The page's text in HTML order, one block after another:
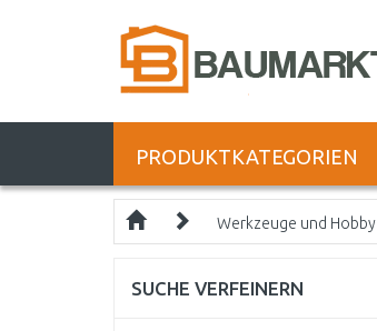
PRODUKTKATEGORIEN
Werkzeuge und Hobby
SUCHE VERFEINERN